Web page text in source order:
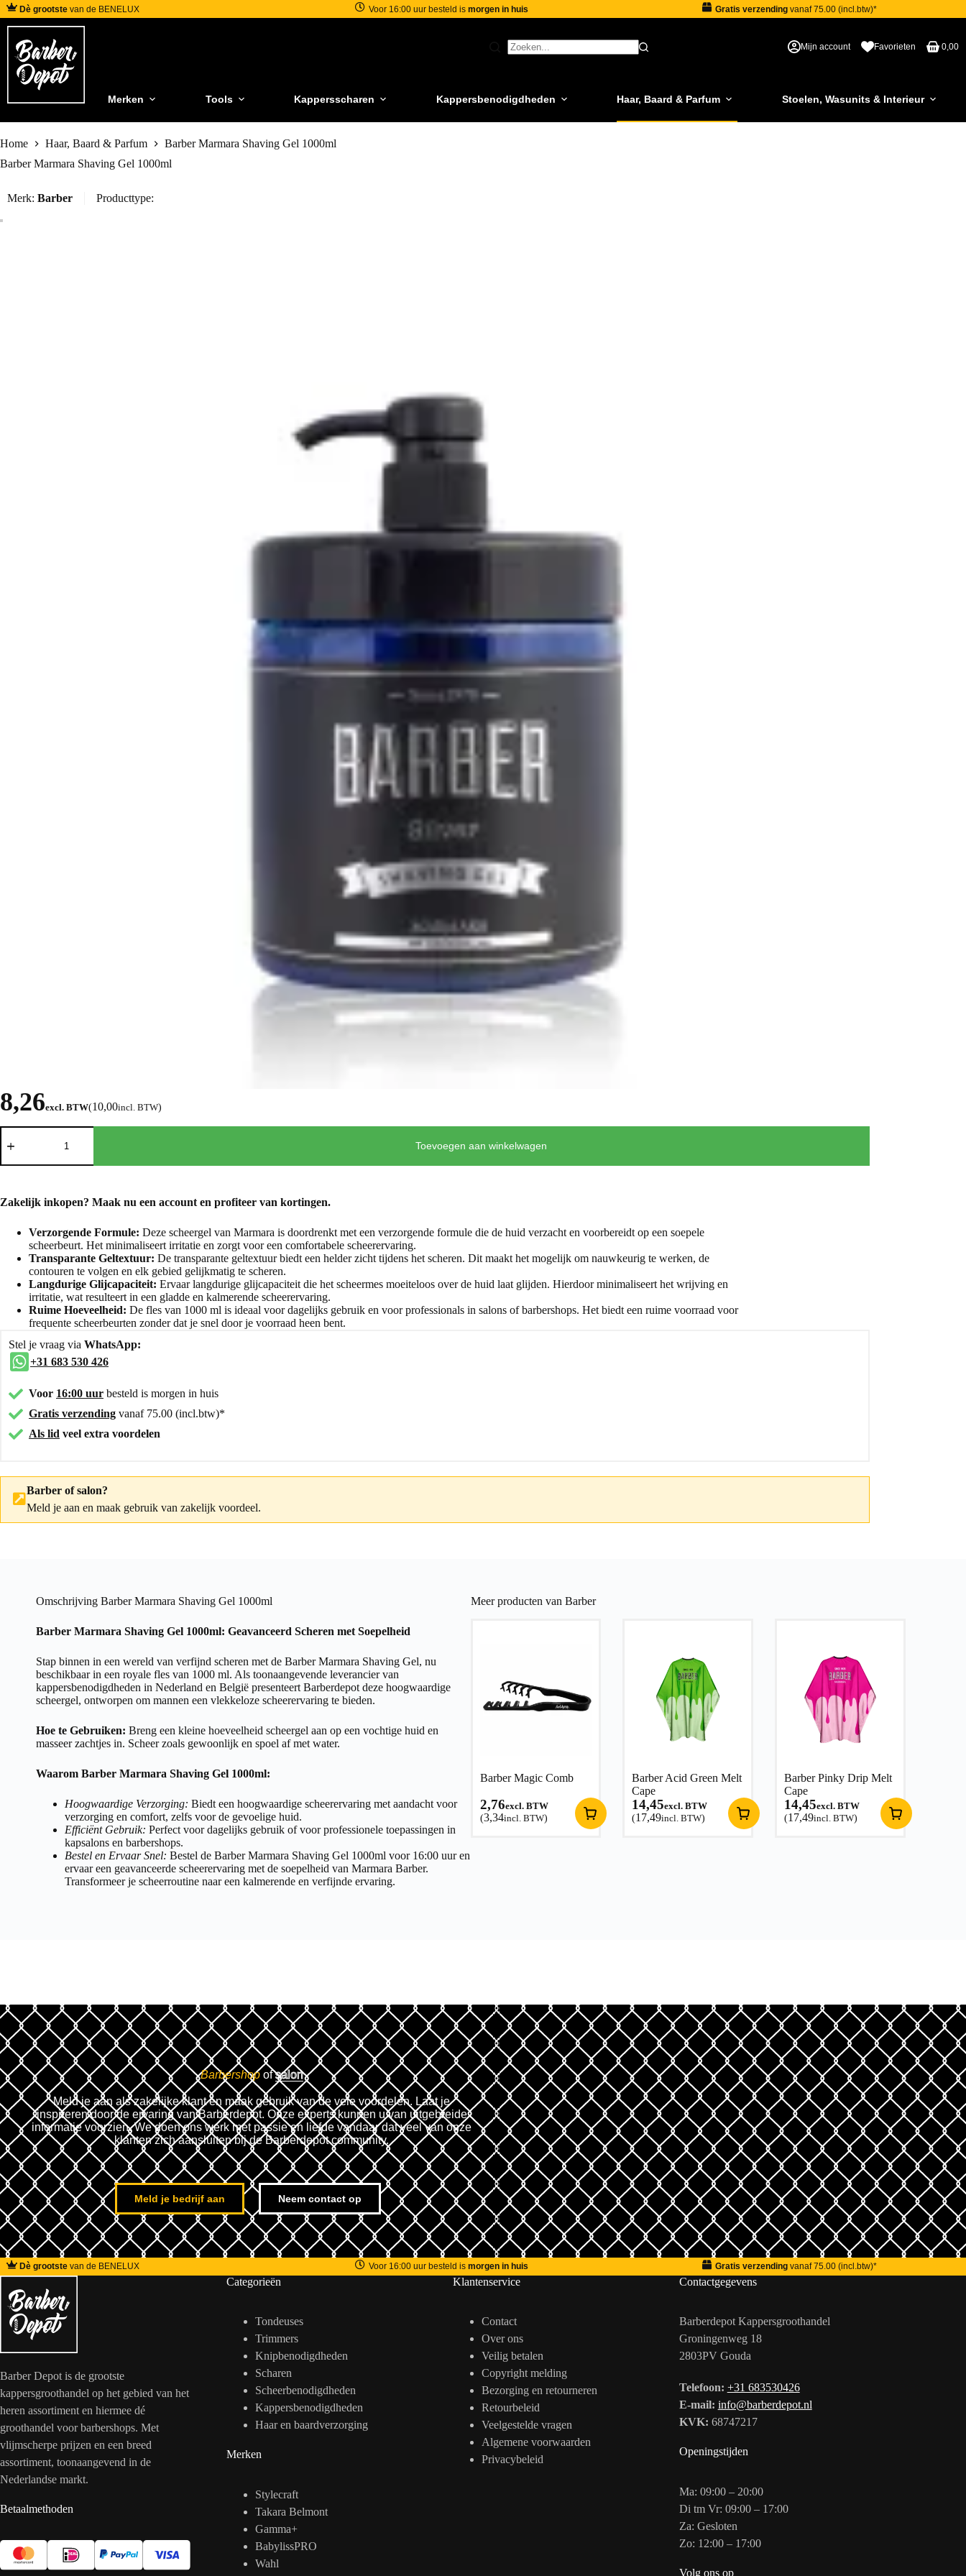
Dè grootste van de BENELUX Voor 16:00 uur besteld ismorgen in huis Gratis verzendingvanaf 75.00 (incl.btw)*
Mijn account Favorieten 0,00
Merken Tools Kappersscharen Kappersbenodigdheden Haar, Baard & Parfum Stoelen, Wasunits & Interieur
Home Haar, Baard & Parfum
Barber Marmara Shaving Gel 1000ml
Barber Marmara Shaving Gel 1000ml
Merk: Barber Producttype:
8,26excl. BTW(10,00incl. BTW)
Toevoegen aan winkelwagen
Zakelijk inkopen? Maak nu een account en profiteer van kortingen.
Verzorgende Formule: Deze scheergel van Marmara is doordrenkt met een verzorgende formule die de huid verzacht en voorbereidt op een soepele
scheerbeurt. Het minimaliseert irritatie en zorgt voor een comfortabele scheerervaring.
Transparante Geltextuur: De transparante geltextuur biedt een helder zicht tijdens het scheren. Dit maakt het mogelijk om nauwkeurig te werken, de
contouren te volgen en elk gebied gelijkmatig te scheren.
Langdurige Glijcapaciteit: Ervaar langdurige glijcapaciteit die het scheermes moeiteloos over de huid laat glijden. Hierdoor minimaliseert het wrijving en
irritatie, wat resulteert in een gladde en kalmerende scheerervaring.
Ruime Hoeveelheid: De fles van 1000 ml is ideaal voor dagelijks gebruik en voor professionals in salons of barbershops. Het biedt een ruime voorraad voor
frequente scheerbeurten zonder dat je snel door je voorraad heen bent.
Stel je vraag via WhatsApp:
+31 683 530 426
Voor 16:00 uur besteld is morgen in huis
Gratis verzending vanaf 75.00 (incl.btw)*
Als lid veel extra voordelen
Barber of salon?
Meld je aan en maak gebruik van zakelijk voordeel.
Omschrijving Barber Marmara Shaving Gel 1000ml
Barber Marmara Shaving Gel 1000ml: Geavanceerd Scheren met Soepelheid
Stap binnen in een wereld van verfijnd scheren met de Barber Marmara Shaving Gel, nu
beschikbaar in een royale fles van 1000 ml. Als toonaangevende leverancier van
kappersbenodigdheden in Nederland en België presenteert Barberdepot deze hoogwaardige
scheergel, ontworpen om mannen een vlekkeloze scheerervaring te bieden.
Hoe te Gebruiken: Breng een kleine hoeveelheid scheergel aan op een vochtige huid en
masseer zachtjes in. Scheer zoals gewoonlijk en spoel af met water.
Waarom Barber Marmara Shaving Gel 1000ml:
Hoogwaardige Verzorging: Biedt een hoogwaardige scheerervaring met aandacht voor
verzorging en comfort, zelfs voor de gevoelige huid.
Efficiënt Gebruik: Perfect voor dagelijks gebruik of voor professionele toepassingen in
kapsalons en barbershops.
Bestel en Ervaar Snel: Bestel de Barber Marmara Shaving Gel 1000ml voor 16:00 uur en
ervaar een geavanceerde scheerervaring met de soepelheid van Marmara Barber.
Transformeer je scheerroutine naar een kalmerende en verfijnde ervaring.
Meer producten van Barber
Barber Magic Comb
2,76excl. BTW
(3,34incl. BTW)
Barber Acid Green Melt
Cape
14,45excl. BTW
(17,49incl. BTW)
Barber Pinky Drip Melt
Cape
14,45excl. BTW
(17,49incl. BTW)
Barbershop of salon
Meld je aan als zakelijke klant en maak gebruik van de vele voordelen. Laat je
inspireren door de ervaring van Barberdepot. Onze experts kunnen u van uitgebreide
informatie voorzien. We doen ons werk met passie en liefde vandaar dat veel van onze
klanten zich aansluiten bij de Barberdepot community.
Meld je bedrijf aan Neem contact op
Dè grootste van de BENELUX Voor 16:00 uur besteld ismorgen in huis Gratis verzendingvanaf 75.00 (incl.btw)*
Barber Depot is de grootste
kappersgroothandel op het gebied van het
heren assortiment en hiermee dé
groothandel voor barbershops. Met
vlijmscherpe prijzen en een breed
assortiment, toonaangevend in de
Nederlandse markt.
Betaalmethoden
Categorieën
Tondeuses
Trimmers
Knipbenodigdheden
Scharen
Scheerbenodigdheden
Kappersbenodigdheden
Haar en baardverzorging
Merken
Stylecraft
Takara Belmont
Gamma+
BabylissPRO
Wahl
Klantenservice
Contact
Over ons
Veilig betalen
Copyright melding
Bezorging en retourneren
Retourbeleid
Veelgestelde vragen
Algemene voorwaarden
Privacybeleid
Contactgegevens
Barberdepot Kappersgroothandel
Groningenweg 18
2803PV Gouda
Telefoon: +31 683530426
E-mail: info@barberdepot.nl
KVK: 68747217
Openingstijden
Ma: 09:00 – 20:00
Di tm Vr: 09:00 – 17:00
Za: Gesloten
Zo: 12:00 – 17:00
Volg ons op